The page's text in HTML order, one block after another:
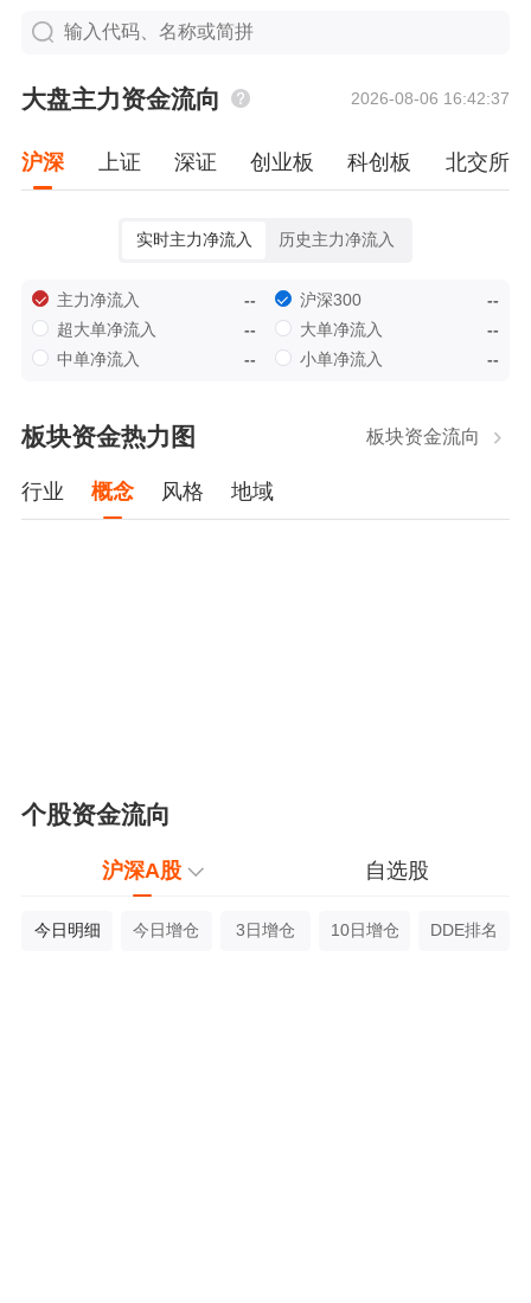
大盘主力资金流向 2026-08-06 16:42:37
沪深 上证 深证 创业板 科创板 北交所
实时主力净流入 历史主力净流入
主力净流入 -- 沪深300
--
超大单净流入
-- 大单净流入
--
中单净流入
-- 小单净流入 --
板块资金热力图 板块资金流向
行业 概念 风格 地域
个股资金流向
沪深A股 自选股
今日明细 今日增仓 3日增仓 10日增仓 DDE排名